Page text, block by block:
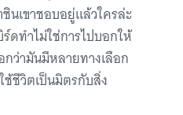
นเขาชอบอยู่แล้วใครล่ะ
ดทำไม่ใช่การไปบอกให้
กว่ามันมีหลายทางเลือก
ช้ชีวิตเป็นมิตรกับสิ่ง